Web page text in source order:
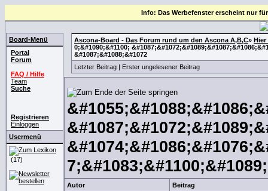
Info: Das Werbefenster erscheint nur
Board-Menü
Portal
Forum
FAQ / Hilfe
Team
Suche
Registrieren
Einloggen
Usermenü
(17)
Ascona-Board - Das Forum rund um den Ascona A,B,C»
0;&#1090;&#1100;
&#1087;&#1088;&#1072
Letzter Beitrag
Erster ungelesener Beitrag
Autor Beitrag